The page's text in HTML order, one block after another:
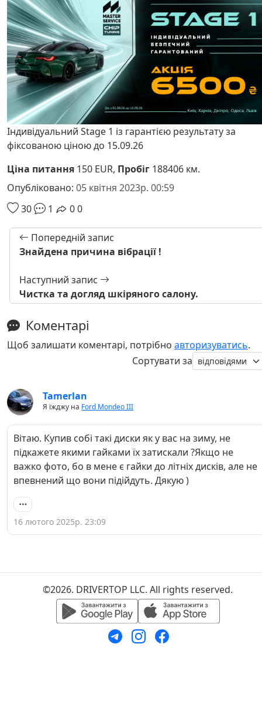
Індивідуальний Stage 1 із гарантією результату за
фіксованою ціною до 15.09.26
Ціна питання 150 EUR, Пробіг 188406 км.
Опубліковано: 05 квітня 2023р. 00:59
30
1 00
Попередній запис
Знайдена причина вібрації !
Наступний запис
Чистка та догляд шкіряного салону.
Коментарі
Щоб залишати коментарі, потрібно авторизуватись.
Сортувати за
Tamerlan
Я їжджу на Ford Mondeo III
Вітаю. Купив собі такі диски як у вас на зиму, не
підкажете якими гайками їх затискали ?Якщо не
важко фото, бо в мене є гайки до літніх дисків, але не
впевнений що вони підійдуть. Дякую )
16 лютого 2025р. 23:09
©2026. DRIVERTOP LLC. All rights reserved.